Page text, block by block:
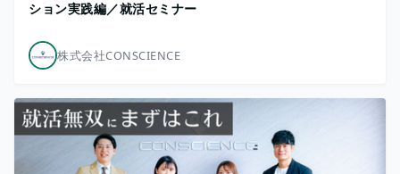
ション実践編／就活セミナー
株式会社CONSCIENCE